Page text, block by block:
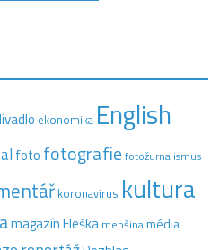
ekonomika English
foto fotografie fotožurnalismus
koronavirus kultura
magazín Fleška menšinamédia